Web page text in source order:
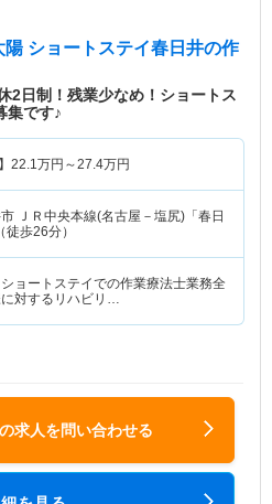
に根ざした介護サービスを提供してい
を通じた「健康」、広々とした居室空
適」、手作りの温かい料理や充実した
ョンによる「楽しみ」など、心豊かな
るためのサービスを展開しています。
が自分らしく過ごせるよう、心地よい
質の高いサービスの提供を目指して、
、日々誠実に取り組んでまいります。
ショートステイ春日井の作
2日制！残業少なめ！ショートス
集です♪
22.1 万円～27.4万円
ＪＲ中央本線(名古屋－塩尻)「春日
歩26分）
ショートステイでの作業療法士業務全
対するリハビリ…
求人を問い合わせる